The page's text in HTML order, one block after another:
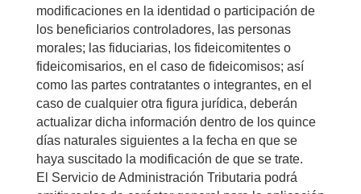
modificaciones en la identidad o participación de
los beneficiarios controladores, las personas
morales; las fiduciarias, los fideicomitentes o
fideicomisarios, en el caso de fideicomisos; así
como las partes contratantes o integrantes, en el
caso de cualquier otra figura jurídica, deberán
actualizar dicha información dentro de los quince
días naturales siguientes a la fecha en que se
haya suscitado la modificación de que se trate.
El Servicio de Administración Tributaria podrá